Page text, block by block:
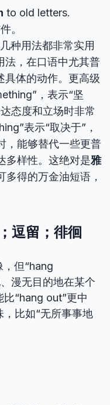
to old letters.
。
种用法都非常实用
法，在口语中尤其普
具体的动作。更高级
，表示“坚
态度和立场时非常
表示“取决于”，
，能够替代一些更普
多样性。这绝对是雅
多得的万金油短语，
逗留；徘徊
但“hang
漫无目的地在某个
“hang out”更中
比如“无所事事地